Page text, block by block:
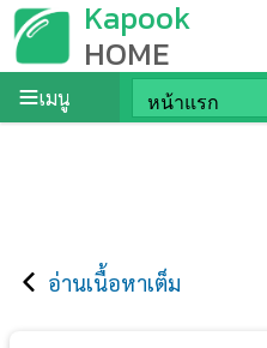
Kapook
HOME
เมนู
อ่านเนื้อหาเต็ม